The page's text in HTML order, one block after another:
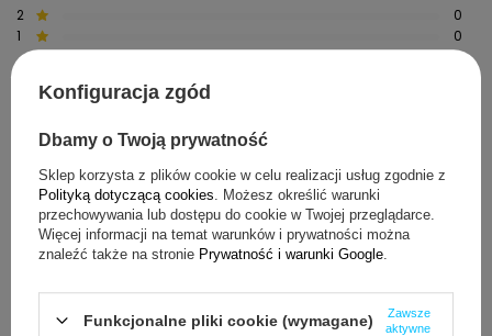
2
0
1
0
2026-06-05
Wiesław, Pułtusk
Czy opinia była pomocna?
Tak 0
Opinia potwierdzona zakupem
Konfiguracja zgód
Dbamy o Twoją prywatność
Sklep korzysta z plików cookie w celu realizacji usług zgodnie z
Polityką dotyczącą cookies . Możesz określić warunki
przechowywania lub dostępu do cookie w Twojej przeglądarce.
Więcej informacji na temat warunków i prywatności można
znaleźć także na stronie Prywatność i warunki Google
Funkcjonalne pliki cookie (wymagane)
Zawsze
aktywne